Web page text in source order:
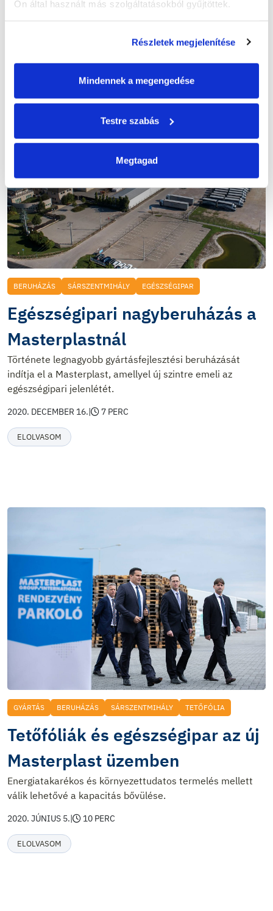
Ön által használt más szolgáltatásokból gyűjtöttek.
Részletek megjelenítése
Mindennek a megengedése
Testre szabás
Megtagad
BERUHÁZÁS SÁRSZENTMIHÁLY EGÉSZSÉGIPAR
Egészségipari nagyberuházás a
Masterplastnál
Története legnagyobb gyártásfejlesztési beruházását
indítja el a Masterplast, amellyel új szintre emeli az
egészségipari jelenlétét.
2020. DECEMBER 16.| 7 PERC
ELOLVASOM
GYÁRTÁS BERUHÁZÁS SÁRSZENTMIHÁLY TETŐFÓLIA
Tetőfóliák és egészségipar az új
Masterplast üzemben
Energiatakarékos és környezettudatos termelés mellett
válik lehetővé a kapacitás bővülése.
2020. JÚNIUS 5.| 10 PERC
ELOLVASOM